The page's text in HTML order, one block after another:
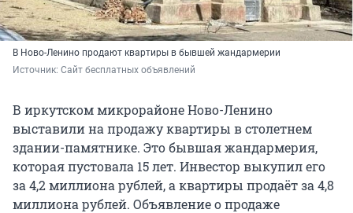
В Ново-Ленино продают квартиры в бывшей жандармерии
Источник: Сайт бесплатных объявлений
В иркутском микрорайоне Ново-Ленино
выставили на продажу квартиры в столетнем
здании-памятнике. Это бывшая жандармерия,
которая пустовала 15 лет. Инвестор выкупил его
за 4,2 миллиона рублей, а квартиры продаёт за 4,8
миллиона рублей. Объявление о продаже